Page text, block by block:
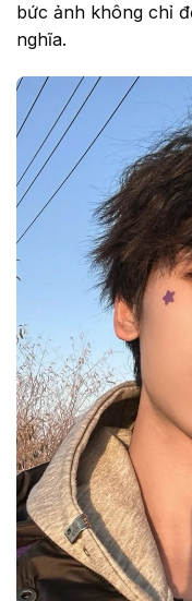
bức ảnh không chỉ
nghĩa.